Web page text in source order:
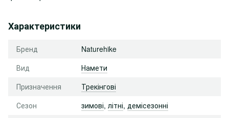
Характеристики
Бренд
Naturehike
Вид
Намети
Призначення
Трекінгові
Сезон
зимові, літні, демісезонні